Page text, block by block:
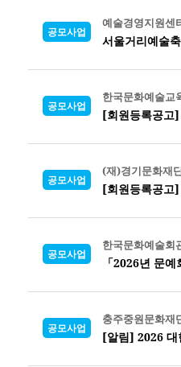
공모사업
예술경영지원센
서울거리예술
공모사업
한국문화예술교
[회원등록공고
공모사업
(재)경기문화재
[회원등록공고
공모사업
한국문화예술회
「2026년 문
공모사업
충주중원문화재
[알림] 2026 대